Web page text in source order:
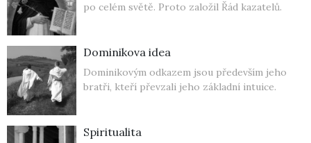
po celém světě. Proto založil Řád kazatelů.
Dominikova idea
Dominikovým odkazem jsou především jeho
bratři, kteří převzali jeho základní intuice.
Spiritualita